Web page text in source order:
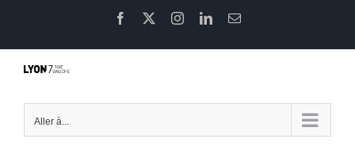
contenu
Facebook InstagramLinkedInEmail
Aller à...